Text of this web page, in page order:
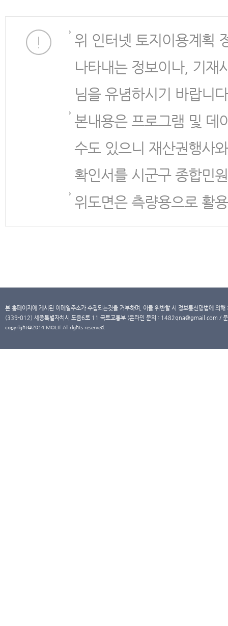
위 인터넷 토지이용계획
나타내는 정보이나, 기재
님을 유념하시기 바랍니
본내용은 프로그램 및 데
수도 있으니 재산권행사
확인서를 시군구 종합민
위도면은 측량용으로 활
본 홈페이지에 게시된 이메일주소가 수집되는것을 거부하며, 이를 위반할 시 정보통신망법에 의
(339-012) 세종특별자치시 도움6로 11 국토교통부 (온라인 문의 : 1482qna@gmail.com /
copyright@2014 MOLIT All rights reserved.